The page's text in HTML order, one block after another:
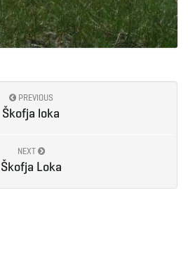
PREVIOUS
Škofja loka
NEXT
Škofja Loka